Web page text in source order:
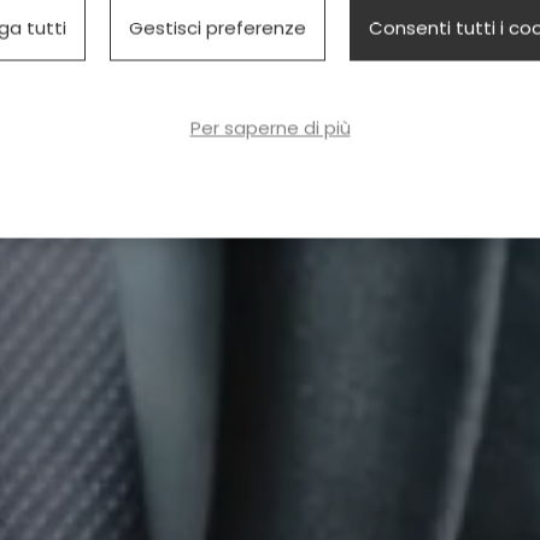
tutti Gestisci preferenze Consenti tutti i
Per saperne di più